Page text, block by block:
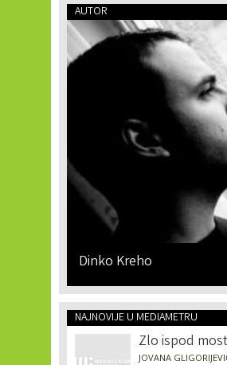
AUTOR
Dinko Kreho
NAJNOVIJE U MEDIAMETRU
Zlo ispod
JOVANA